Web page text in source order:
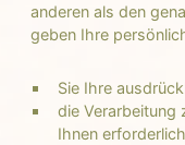
anderen als den
geben Ihre
Sie Ihre
die Verarbeitung
Ihnen